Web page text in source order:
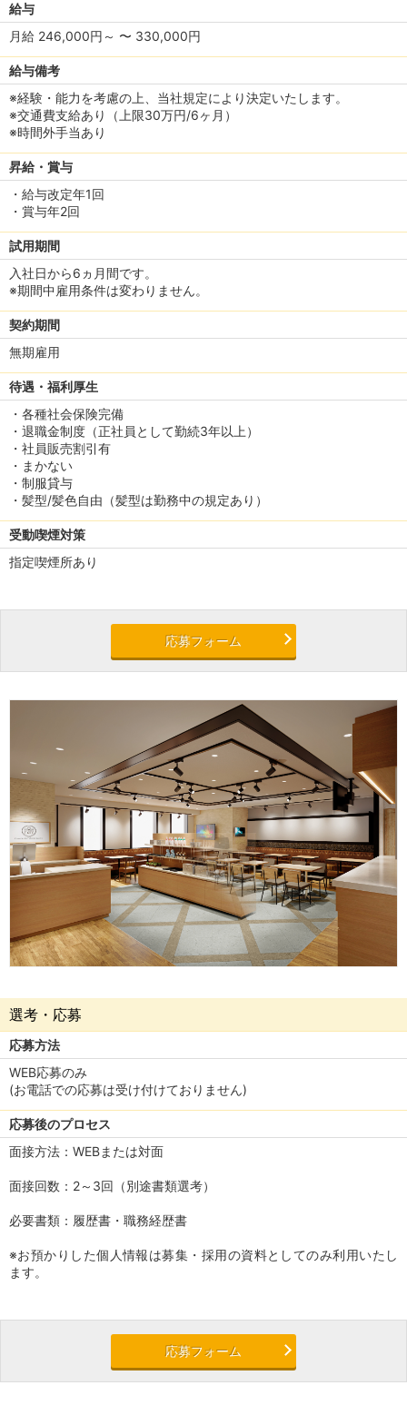
給与
月給 246,000円～ 〜 330,000円
給与備考
※経験・能力を考慮の上、当社規定により決定いたします。
※交通費支給あり（上限30万円/6ヶ月）
※時間外手当あり
昇給・賞与
・給与改定年1回
・賞与年2回
試用期間
入社日から6ヵ月間です。
※期間中雇用条件は変わりません。
契約期間
無期雇用
待遇・福利厚生
・各種社会保険完備
・退職金制度（正社員として勤続3年以上）
・社員販売割引有
・まかない
・制服貸与
・髪型/髪色自由（髪型は勤務中の規定あり）
受動喫煙対策
指定喫煙所あり
応募フォーム
選考・応募
応募方法
WEB応募のみ
(お電話での応募は受け付けておりません)
応募後のプロセス
面接方法：WEBまたは対面
面接回数：2～3回（別途書類選考）
必要書類：履歴書・職務経歴書
※お預かりした個人情報は募集・採用の資料としてのみ利用いたし
ます。
応募フォーム